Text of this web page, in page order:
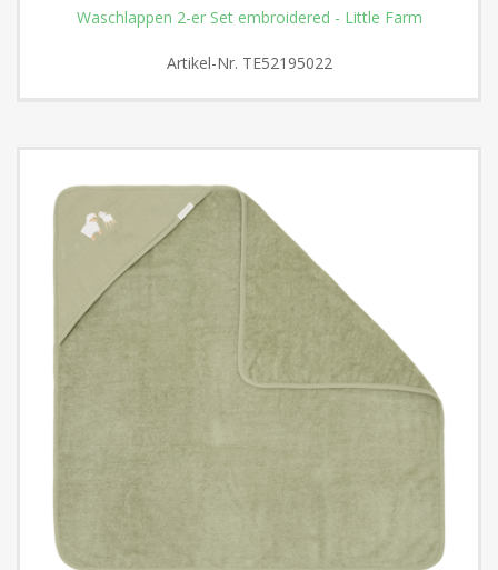
Waschlappen 2-er Set embroidered - Little Farm
Artikel-Nr. TE52195022